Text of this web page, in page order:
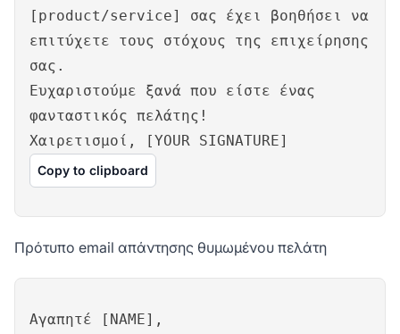
[product/service] σας έχει βοηθήσει να
επιτύχετε τους στόχους της επιχείρησης
σας.
Ευχαριστούμε ξανά που είστε ένας
φανταστικός πελάτης!
Χαιρετισμοί, [YOUR SIGNATURE]
Copy to clipboard
Πρότυπο email απάντησης θυμωμένου πελάτη
Αγαπητέ [NAME],